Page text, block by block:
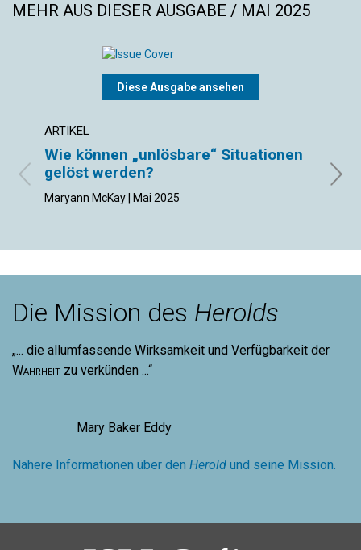
MEHR AUS DIESER AUSGABE / MAI 2025
Diese Ausgabe ansehen
ARTIKEL
Wie können „unlösbare“ Situationen
gelöst werden?
Maryann McKay | Mai 2025
Die Mission des Herolds
„... die allumfassende Wirksamkeit und Verfügbarkeit der
Wahrheit zu verkünden ...“
Mary Baker Eddy
Nähere Informationen über den Herold und seine Mission.